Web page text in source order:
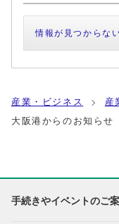
情報が見つからな
産業・ビジネス 産
大阪港からのお知らせ
手続きやイベントのご